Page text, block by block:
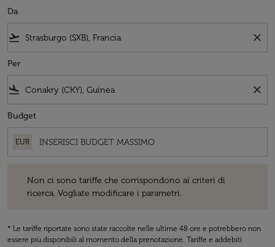
Da
flight_takeoff close
Per
flight_land close
Budget
EUR
Non ci sono tariffe che corrispondono ai criteri di
ricerca. Vogliate modificare i parametri.
* Le tariffe riportate sono state raccolte nelle ultime 48 ore e potrebbero non
essere più disponibili al momento della prenotazione. Tariffe e addebiti